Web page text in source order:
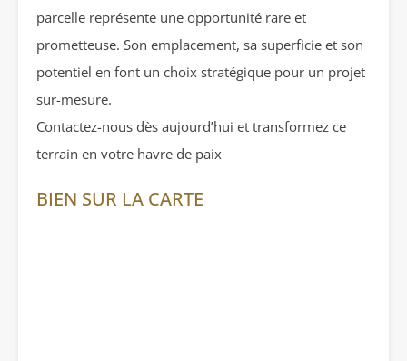
parcelle représente une opportunité rare et
prometteuse. Son emplacement, sa superficie et son
potentiel en font un choix stratégique pour un projet
sur-mesure.
Contactez-nous dès aujourd’hui et transformez ce
terrain en votre havre de paix
BIEN SUR LA CARTE